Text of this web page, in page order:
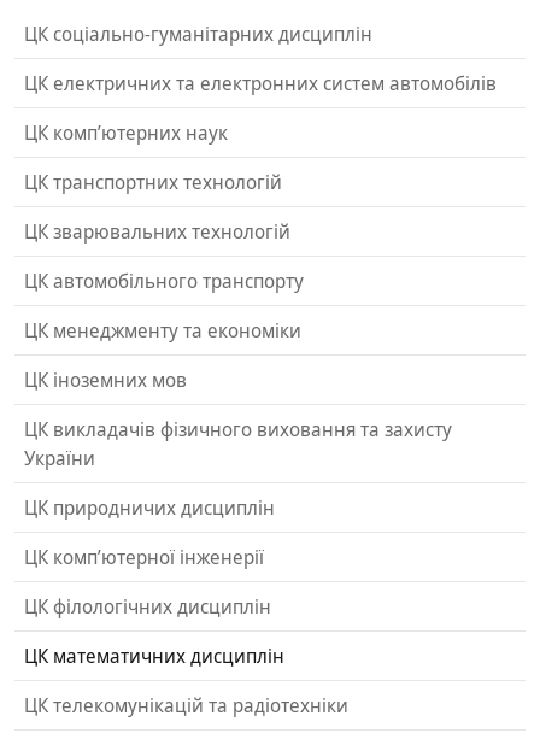
ЦК соціально-гуманітарних дисциплін
ЦК електричних та електронних систем автомобілів
ЦК комп’ютерних наук
ЦК транспортних технологій
ЦК зварювальних технологій
ЦК автомобільного транспорту
ЦК менеджменту та економіки
ЦК іноземних мов
ЦК викладачів фізичного виховання та захисту
України
ЦК природничих дисциплін
ЦК комп’ютерної інженерії
ЦК філологічних дисциплін
ЦК математичних дисциплін
ЦК телекомунікацій та радіотехніки